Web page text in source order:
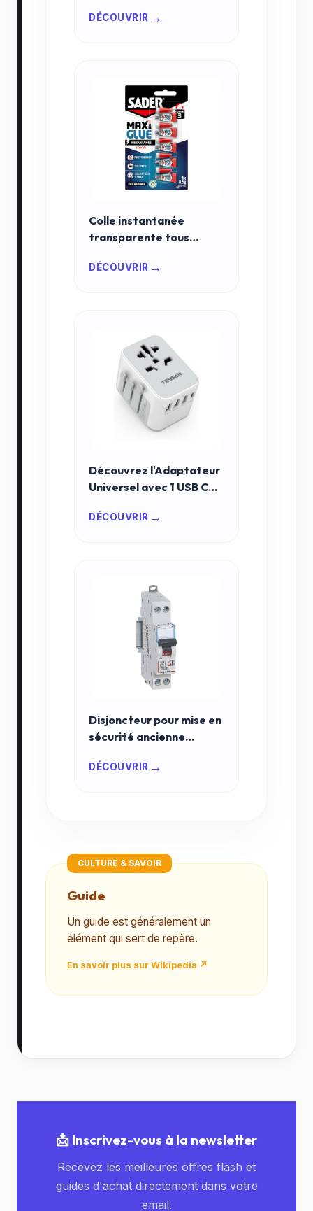
auditive ultime
DÉCOUVRIR →
Colle instantanée
transparente tous
ultime 2026
DÉCOUVRIR →
Découvrez l'Adaptateur
Universel avec 1 USB C
Voyages en 2026
DÉCOUVRIR →
Disjoncteur pour mise en
sécurité ancienne
choix 2026
DÉCOUVRIR →
CULTURE & SAVOIR
Guide
Un guide est généralement un
élément qui sert de repère.
En savoir plus sur Wikipedia ↗
📩 Inscrivez-vous à la newsletter
Recevez les meilleures offres flash et
guides d'achat directement dans votre
email.